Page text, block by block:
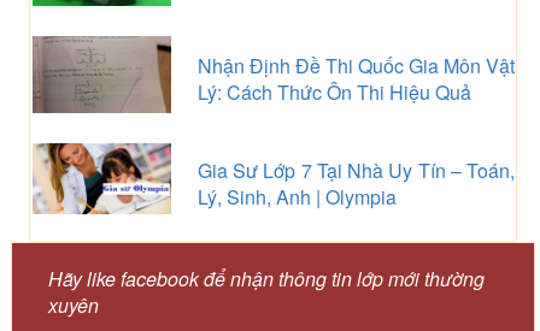
Nhận Định Đề Thi Quốc Gia Môn Vật
Lý: Cách Thức Ôn Thi Hiệu Quả
Gia Sư Lớp 7 Tại Nhà Uy Tín – Toán,
Lý, Sinh, Anh | Olympia
Hãy like facebook để nhận thông tin lớp mới thường
xuyên